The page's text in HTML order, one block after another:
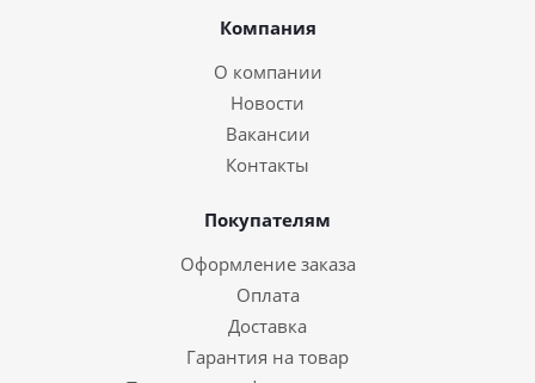
Компания
О компании
Новости
Вакансии
Контакты
Покупателям
Оформление заказа
Оплата
Доставка
Гарантия на товар